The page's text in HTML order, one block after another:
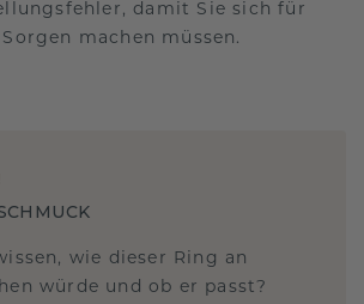
damit Sie sich für
machen müssen.
wie dieser Ring an
würde und ob er passt?